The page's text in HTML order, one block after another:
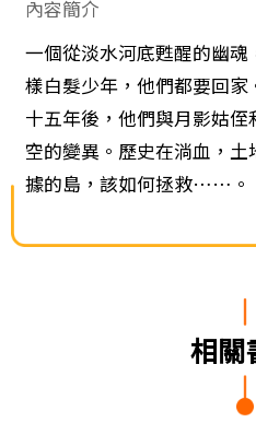
內容簡介
一個從淡水河底甦醒的幽
樣白髮少年，他們都要回
十五年後，他們與月影姑
空的變異。歷史在淌血，
據的島，該如何拯救……。
相關